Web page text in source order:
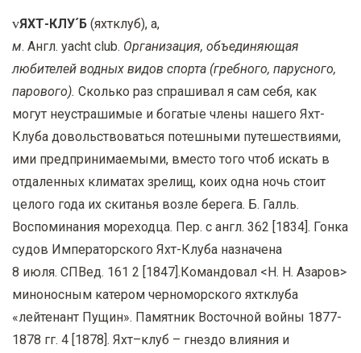
vЯХТ-КЛУ´Б (яхтклуб), а,
м. Англ. yacht club. Организация, объединяющая
любителей водных видов спорта (гребного, парусного,
парового). Сколько раз спрашивал я сам себя, как
могут неустрашимые и богатые члены нашего Яхт-
Клуба довольствоваться потешными путешествиями,
ими предпринимаемыми, вместо того чтоб искать в
отдаленных климатах зрелищ, коих одна ночь стоит
целого года их скитанья возле берега. Б. Галль.
Воспоминания мореходца. Пер. с англ. 362 [1834]. Гонка
судов Императорского Яхт-Клуба назначена
8 июля. СПВед. 161 2 [1847].Командовал <Н. Н. Азаров>
миноносным катером черноморского яхтклуба
«лейтенант Пущин». Памятник Восточной войны 1877-
1878 гг. 4 [1878]. Яхт–клуб – гнездо влияния и